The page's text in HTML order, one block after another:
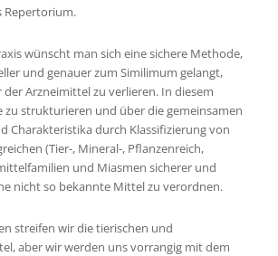
Repertorium.
wünscht man sich eine sichere Methode,
und genauer zum Similimum gelangt,
Arzneimittel zu verlieren. In diesem
zu strukturieren und über die gemeinsamen
Charakteristika durch Klassifizierung von
(Tier-, Mineral-, Pflanzenreich,
und Miasmen sicherer und
nicht so bekannte Mittel zu verordnen.
streifen wir die tierischen und
aber wir werden uns vorrangig mit dem